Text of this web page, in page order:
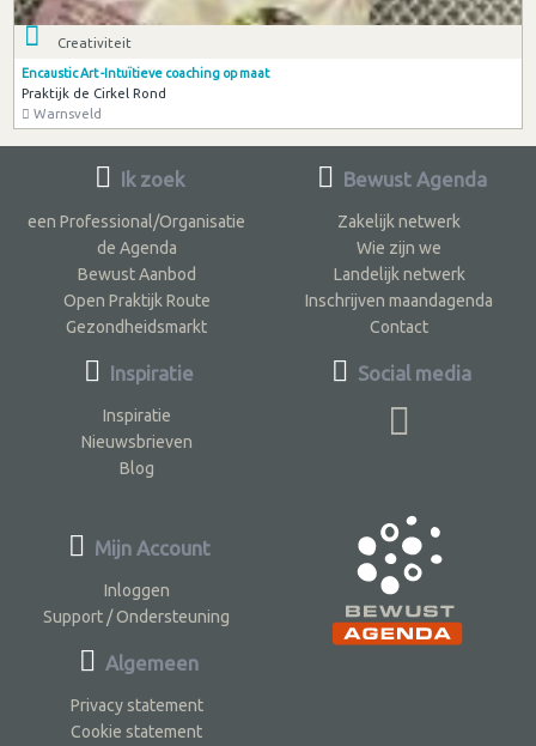
Creativiteit
Encaustic Art -Intuïtieve coaching op maat
Praktijk de Cirkel Rond
Warnsveld
Ik zoek
een Professional/Organisatie
de Agenda
Bewust Aanbod
Open Praktijk Route
Gezondheidsmarkt
Inspiratie
Inspiratie
Nieuwsbrieven
Blog
Bewust Agenda
Zakelijk netwerk
Wie zijn we
Landelijk netwerk
Inschrijven maandagenda
Contact
Social media
Mijn Account
Inloggen
Support / Ondersteuning
Algemeen
Privacy statement
Cookie statement